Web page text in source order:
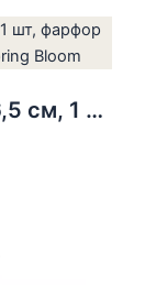
Подставка для яйца, 6,5 см, 1 шт, фарфор желтая, Кролики и корзина, Spring Bloom